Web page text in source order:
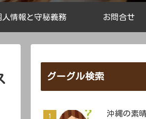
人情報と守秘義務 お問合せ
グーグル検索
沖縄の素